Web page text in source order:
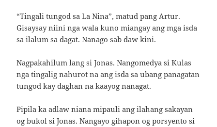
“Tingali tungod sa La Nina”, matud pang Artur.
Gisaysay niini nga wala kuno miangay ang mga isda
sa ilalum sa dagat. Nanago sab daw kini.
Nagpakahilum lang si Jonas. Nangomedya si Kulas
nga tingalig nahurot na ang isda sa ubang panagatan
tungod kay daghan na kaayog nanagat.
Pipila ka adlaw niana mipauli ang ilahang sakayan
og bukol si Jonas. Nangayo gihapon og porsyento si